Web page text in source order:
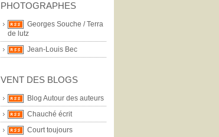
PHOTOGRAPHES
Georges Souche / Terra
de lutz
Jean-Louis Bec
VENT DES BLOGS
Blog Autour des auteurs
Chauché écrit
Court toujours